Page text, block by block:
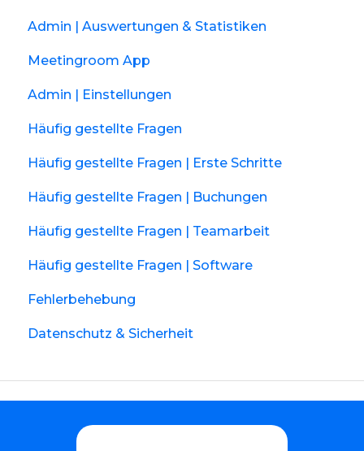
Admin | Auswertungen & Statistiken
Meetingroom App
Admin | Einstellungen
Häufig gestellte Fragen
Häufig gestellte Fragen | Erste Schritte
Häufig gestellte Fragen | Buchungen
Häufig gestellte Fragen | Teamarbeit
Häufig gestellte Fragen | Software
Fehlerbehebung
Datenschutz & Sicherheit